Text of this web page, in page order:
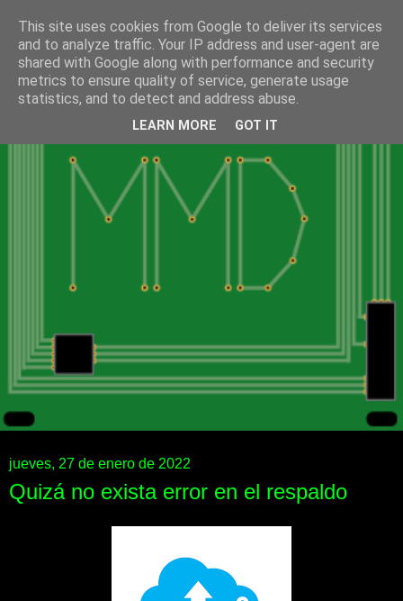
jueves, 27 de enero de 2022
Quizá no exista error en el respaldo
This site uses cookies from Google to deliver its services
and to analyze traffic. Your IP address and user-agent are
shared with Google along with performance and security
metrics to ensure quality of service, generate usage
statistics, and to detect and address abuse.
LEARN MORE GOT IT